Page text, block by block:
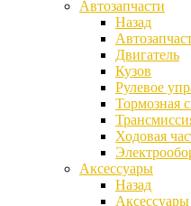
Автозапчасти
Назад
Двигатель
Кузов
Рулевое
Тормозная
Ходовая
Аксессуары
Назад
Аксессуары